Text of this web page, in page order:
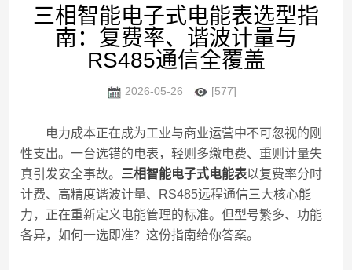
三相智能电子式电能表选型指
南：复费率、谐波计量与
RS485通信全覆盖
2026-05-26 [577]
电力成本正在成为工业与商业运营中不可忽视的刚
性支出。一台选错的电表，轻则多缴电费、重则计量失
真引发安全事故。 三相智能电子式电能表以复费率分时
计费、高精度谐波计量、RS485远程通信三大核心能
力，正在重新定义电能管理的标准。但型号繁多、功能
各异，如何一选即准？这份指南给你答案。